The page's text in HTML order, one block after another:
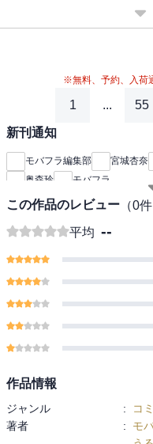
※無料、予約、入荷
1 ... 55
新刊通知
モバフラ編集部 宮城杏奈
奥森玲
モバフラ
この作品のレビュー （0件
平均 --
作品情報
ジャンル : コ
著者
: モ